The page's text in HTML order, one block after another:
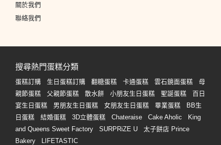
關於我們
聯絡我們
搜尋熱門蛋糕分類
蛋糕訂購 生日蛋糕訂購 翻糖蛋糕 卡通蛋糕 雲石鏡面蛋糕
母
親節蛋糕
父親節蛋糕 散水餅 小朋友生日蛋糕 聖誕蛋糕
百日
宴生日蛋糕
男朋友生日蛋糕 女朋友生日蛋糕 畢業蛋糕
BB生
日蛋糕
結婚蛋糕 3D立體蛋糕 Chateraise Cake Aholic
King
and Queens Sweet Factory
SURPRiZE U
太子餅店 Prince
Bakery
LIFETASTIC